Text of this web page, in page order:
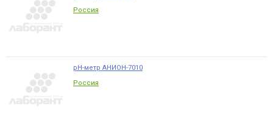
Россия
pH-метр АНИОН-7010
Россия